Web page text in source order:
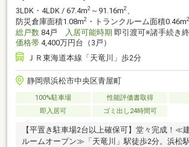
3LDK・4LDK / 67.4m2 ～91.16m2、
防災倉庫面積1.08m2 ・トランクルーム面積0.46m2
総戸数 84戸 入居可能時期 即引渡可※諸手続き
価格帯 4,400万円台（3戸）
ＪＲ東海道本線「天竜川」歩2分
静岡県浜松市中央区青屋町
100%駐車場 性能評価書取得
即入居可
ゴミ出し24時間可
【平置き駐車場2台以上確保可】堂々完成！≪
ルームオープン≫「天竜川」駅徒歩2分。浜松